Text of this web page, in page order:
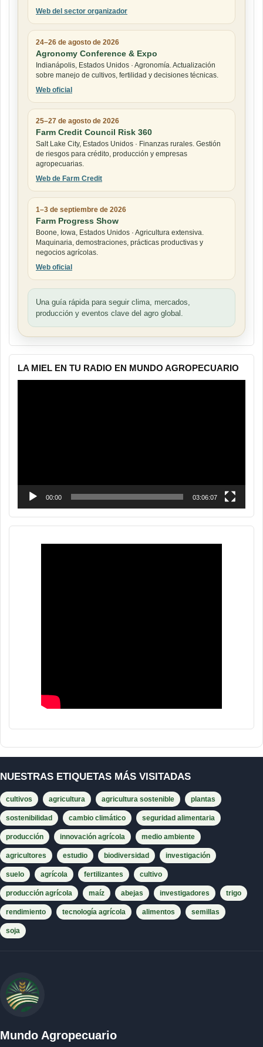
Web del sector organizador
24–26 de agosto de 2026
Agronomy Conference & Expo
Indianápolis, Estados Unidos · Agronomía. Actualización
sobre manejo de cultivos, fertilidad y decisiones técnicas.
Web oficial
25–27 de agosto de 2026
Farm Credit Council Risk 360
Salt Lake City, Estados Unidos · Finanzas rurales. Gestión
de riesgos para crédito, producción y empresas
agropecuarias.
Web de Farm Credit
1–3 de septiembre de 2026
Farm Progress Show
Boone, Iowa, Estados Unidos · Agricultura extensiva.
Maquinaria, demostraciones, prácticas productivas y
negocios agrícolas.
Web oficial
Una guía rápida para seguir clima, mercados,
producción y eventos clave del agro global.
LA MIEL EN TU RADIO EN MUNDO AGROPECUARIO
00:00 03:06:07
NUESTRAS ETIQUETAS MÁS VISITADAS
cultivos agricultura agricultura sostenible plantas
sostenibilidad cambio climático seguridad alimentaria
producción innovación agrícola medio ambiente
agricultores estudio biodiversidad investigación
suelo agrícola fertilizantes cultivo
producción agrícola maíz abejas investigadores trigo
rendimiento tecnología agrícola alimentos semillas
soja
Mundo Agropecuario